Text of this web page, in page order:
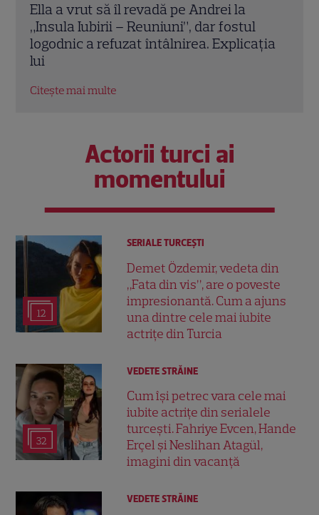
Insula Iubirii – Reuniuni, 23 iulie 2026.
Marea premieră la Antena 1 și
AntenaPLAY. Ce foste cupluri și ispite
revin în fața lui Radu Vâlcan
Citește mai multe
Actorii turci ai
momentului
12
SERIALE TURCEŞTI
Demet Özdemir, vedeta din
„Fata din vis”, are o poveste
impresionantă. Cum a ajuns
una dintre cele mai iubite
actrițe din Turcia
32
VEDETE STRĂINE
Cum își petrec vara cele mai
iubite actrițe din serialele
turcești. Fahriye Evcen, Hande
Erçel și Neslihan Atagül,
imagini din vacanță
VEDETE STRĂINE